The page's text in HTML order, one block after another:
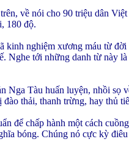
về nói cho 90 triệu dân
180 độ.
kinh nghiệm xương máu từ
Nghe tới những danh từ này
Nga Tàu huấn luyện, nhồi sọ
thải, thanh trừng, hay thủ
để chấp hành một cách
bóng. Chúng nó cực kỳ